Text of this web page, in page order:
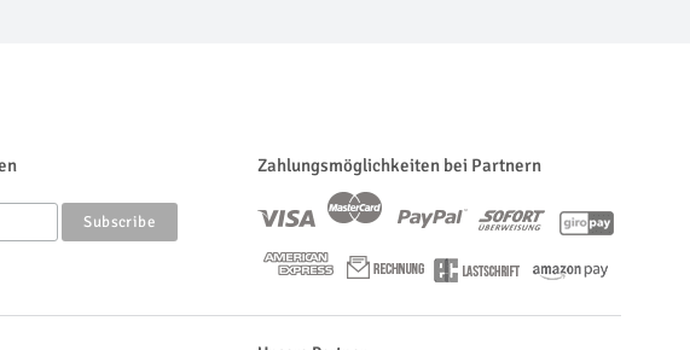
Zahlungsmöglichkeiten bei Partnern